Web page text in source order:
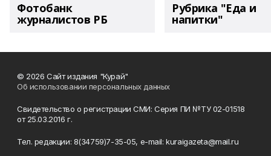
Фотобанк
журналистов РБ
Рубрика "Еда и
напитки"
© 2026 Сайт издания "Курай"
Об использовании персональных данных
Свидетельство о регистрации СМИ: Серия ПИ №ТУ 02-01518
от 25.03.2016 г.
Тел. редакции: 8(34759)7-35-05, e-mail: kuraigazeta@mail.ru